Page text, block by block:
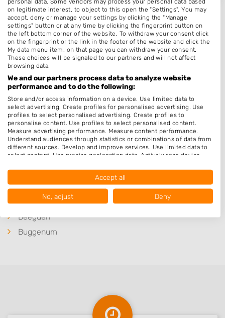
Plaatsen in de buurt
Herkenbosch
Sint Odiliënberg
Posterholt
Vlodrop
Roermond
Herten
Linne
Montfort
Swalmen
Horn
Beegden
Buggenum
on legitimate interest, to object to this open the "Settings". You may
accept, deny or manage your settings by clicking the "Manage
settings" button or at any time by clicking the fingerprint button on
the left bottom corner of the website. To withdraw your consent click
on the fingerprint or the link in the footer of the website and click the
My data menu item, on that page you can withdraw your consent.
These choices will be signaled to our partners and will not affect
browsing data.
We and our partners process data to analyze website
performance and to do the following:
Store and/or access information on a device. Use limited data to
select advertising. Create profiles for personalised advertising. Use
profiles to select personalised advertising. Create profiles to
personalise content. Use profiles to select personalised content.
Measure advertising performance. Measure content performance.
Understand audiences through statistics or combinations of data from
different sources. Develop and improve services. Use limited data to
select content. Use precise geolocation data. Actively scan device
Data may be shared outside of the European Union and send to the
Your consent and the cookie policy applies solely to this website/app.
View Partner List (1016 IAB Vendors)
We use your data for the following purposes:
IAB processing purposes:
Use profiles to select personalised
Accept all
No, adjust Deny